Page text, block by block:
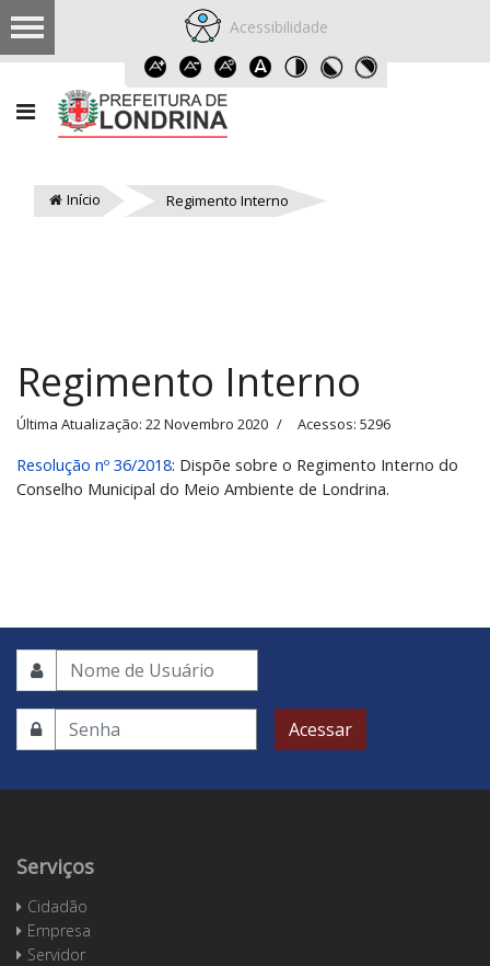
Acessibilidade
Início Regimento Interno
Regimento Interno
Última Atualização: 22 Novembro 2020 Acessos: 5296
Resolução nº 36/2018: Dispõe sobre o Regimento Interno do
Conselho Municipal do Meio Ambiente de Londrina.
Acessar
Serviços
Cidadão
Empresa
Servidor